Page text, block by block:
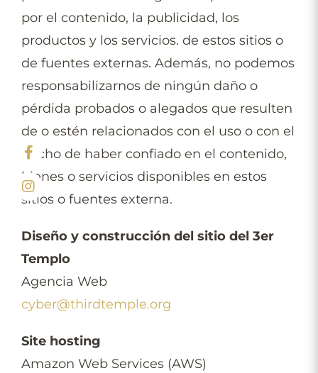
por el contenido, la publicidad, los
productos y los servicios. de estos sitios o
de fuentes externas. Además, no podemos
responsabilizarnos de ningún daño o
pérdida probados o alegados que resulten
de o estén relacionados con el uso o con el
hecho de haber confiado en el contenido,
bienes o servicios disponibles en estos
sitios o fuentes externa.
Diseño y construcción del sitio del 3er
Templo
Agencia Web
cyber@thirdtemple.org
Site hosting
Amazon Web Services (AWS)